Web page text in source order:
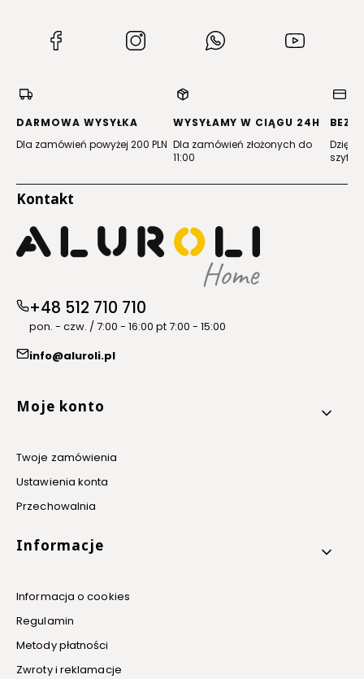
(Otwiera
nowej
(Otwiera
(Otwiera
nowej
DARMOWA WYSYŁKA
Dla zamówień powyżej 200 PLN
WYSYŁAMY W CIĄGU 24H
Dla zamówień złożonych do
11:00
Dzięki
Kontakt
+48 512 710 710
pon. - czw. / 7:00 - 16:00 pt 7:00 - 15:00
info@aluroli.pl
Linki w stopce
Moje konto
Twoje zamówienia
Ustawienia konta
Przechowalnia
Informacje
Informacja o cookies
Regulamin
Metody płatności
Zwroty i reklamacje